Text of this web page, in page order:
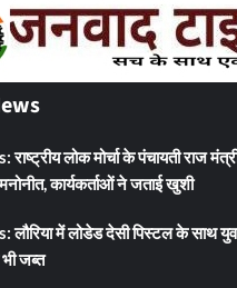
लोक मोर्चा के पंचायती राज
कार्यकर्ताओं ने जताई खुशी
में लोडेड देसी पिस्टल के साथ
जब्त